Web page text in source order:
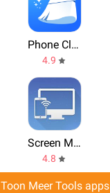
Phone Cleaner - AI Cleaner
4.9
Screen Mirroring
4.8
Toon Meer Tools apps